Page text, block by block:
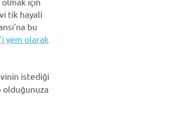
tik hayali
bu
yem olarak
istediği
olduğunuza